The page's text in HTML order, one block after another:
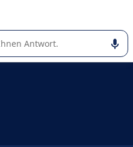
Nutzung oder Auswahl